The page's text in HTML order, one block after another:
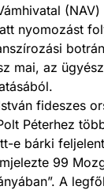
nyomozást
mai, az
fideszes
Péterhez
e bárki
99
A